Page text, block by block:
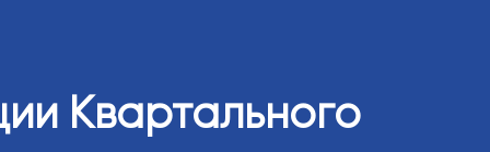
Квартального